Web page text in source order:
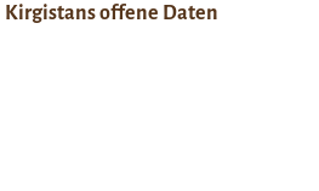
Kirgistans offene Daten